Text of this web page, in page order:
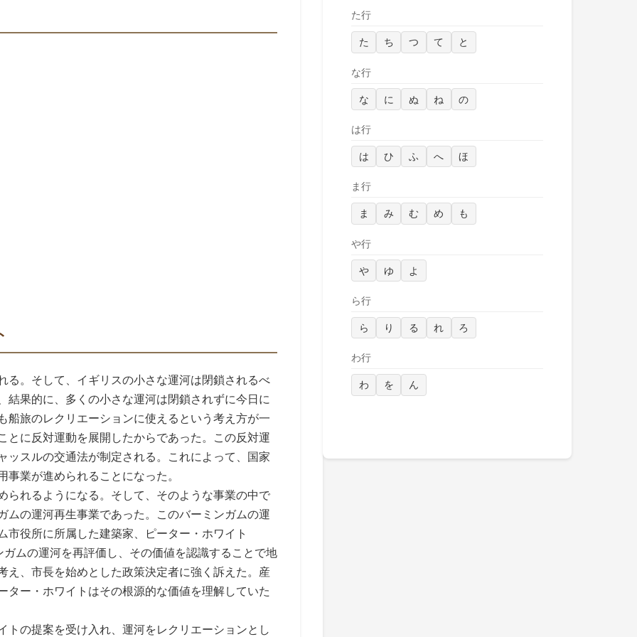
。そして、イギリスの小さな運河は閉鎖されるべ
結果的に、多くの小さな運河は閉鎖されずに今日に
船旅のレクリエーションに使えるという考え方が一
とに反対運動を展開したからであった。この反対運
ッスルの交通法が制定される。これによって、国家
業が進められることになった。
れるようになる。そして、そのような事業の中で
ムの運河再生事業であった。このバーミンガムの運
市役所に所属した建築家、ピーター・ホワイト
ガムの運河を再評価し、その価値を認識することで地
え、市長を始めとした政策決定者に強く訴えた。産
ター・ホワイトはその根源的な価値を理解していた
の提案を受け入れ、運河をレクリエーションとし
た行
た ち つ て と
な行
な に ぬ ね の
は行
は ひ ふ へ ほ
ま行
ま み む め も
や行
や ゆ よ
ら行
ら り る れ ろ
わ行
わ を ん